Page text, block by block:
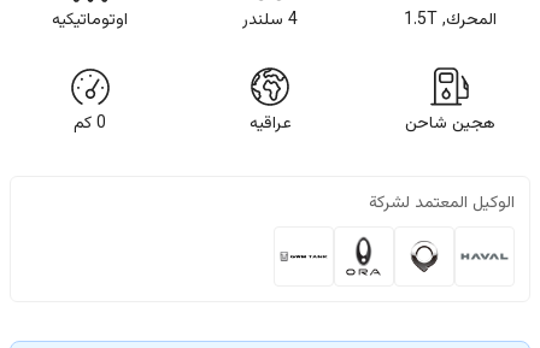
المحرك, 1.5T 4 سلندر اوتوماتيكيه
هجين شاحن عراقيه 0كم
الوكيل المعتمد لشركة